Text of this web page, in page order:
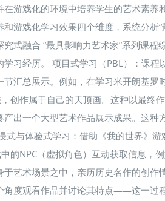
游戏化的环境中培养学生的艺术素养
游戏化学习效果四个维度，系统分析
式融合 “最具影响力艺术家”系列课
习经历。 项目式学习（PBL）：课
汇总展示。例如，在学习米开朗基
创作属于自己的天顶画。这种以最
出一个大型艺术作品展示成果。这
式与体验式学习：借助《我的世界》
的NPC（虚拟角色）互动获取信息，
艺术场景之中，亲历历史名作的创
角度观看作品并讨论其特点——这一过